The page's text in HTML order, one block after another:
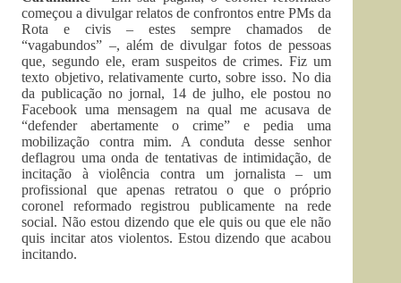
começou a divulgar relatos de confrontos entre PMs da
Rota e civis – estes sempre chamados de
“vagabundos” –, além de divulgar fotos de pessoas
que, segundo ele, eram suspeitos de crimes. Fiz um
texto objetivo, relativamente curto, sobre isso. No dia
da publicação no jornal, 14 de julho, ele postou no
Facebook uma mensagem na qual me acusava de
“defender abertamente o crime” e pedia uma
mobilização contra mim. A conduta desse senhor
deflagrou uma onda de tentativas de intimidação, de
incitação à violência contra um jornalista – um
profissional que apenas retratou o que o próprio
coronel reformado registrou publicamente na rede
social. Não estou dizendo que ele quis ou que ele não
quis incitar atos violentos. Estou dizendo que acabou
incitando.